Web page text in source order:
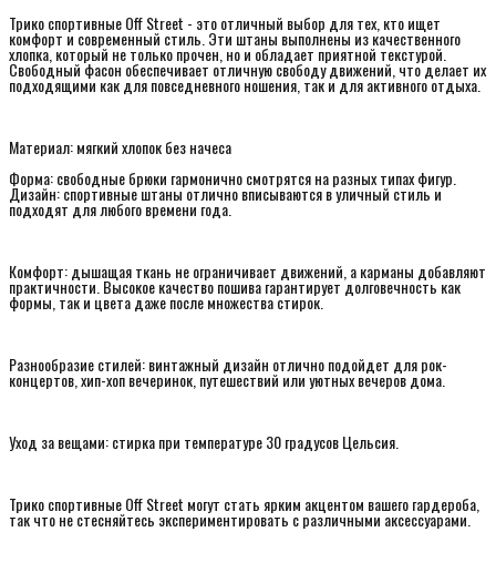
Трико спортивные Off Street - это отличный выбор для тех, кто ищет
комфорт и современный стиль. Эти штаны выполнены из качественного
хлопка, который не только прочен, но и обладает приятной текстурой.
Свободный фасон обеспечивает отличную свободу движений, что делает их
подходящими как для повседневного ношения, так и для активного отдыха.
Материал: мягкий хлопок без начеса
Форма: свободные брюки гармонично смотрятся на разных типах фигур.
Дизайн: спортивные штаны отлично вписываются в уличный стиль и
подходят для любого времени года.
Комфорт: дышащая ткань не ограничивает движений, а карманы добавляют
практичности. Высокое качество пошива гарантирует долговечность как
формы, так и цвета даже после множества стирок.
Разнообразие стилей: винтажный дизайн отлично подойдет для рок-
концертов, хип-хоп вечеринок, путешествий или уютных вечеров дома.
Уход за вещами: стирка при температуре 30 градусов Цельсия.
Трико спортивные Off Street могут стать ярким акцентом вашего гардероба,
так что не стесняйтесь экспериментировать с различными аксессуарами.